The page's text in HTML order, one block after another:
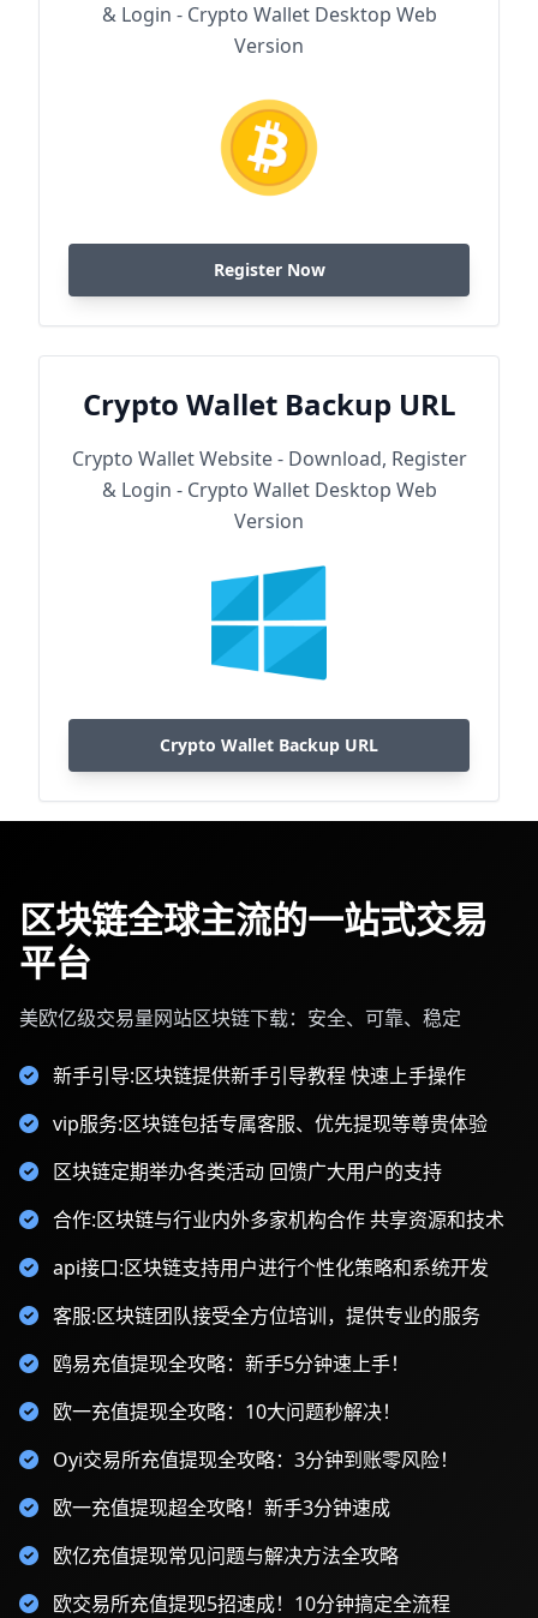
& Login - Crypto Wallet Desktop Web
Version
Register Now
Crypto Wallet Backup URL
Crypto Wallet Website - Download, Register
& Login - Crypto Wallet Desktop Web
Version
Crypto Wallet Backup URL
区块链全球主流的一站式交易
平台
美欧亿级交易量网站区块链下载：安全、可靠、稳定
新手引导:区块链提供新手引导教程 快速上手操作
vip服务:区块链包括专属客服、优先提现等尊贵体验
区块链定期举办各类活动 回馈广大用户的支持
合作:区块链与行业内外多家机构合作 共享资源和技术
api接口:区块链支持用户进行个性化策略和系统开发
客服:区块链团队接受全方位培训，提供专业的服务
鸥易充值提现全攻略：新手5分钟速上手！
欧一充值提现全攻略：10大问题秒解决！
Oyi交易所充值提现全攻略：3分钟到账零风险！
欧一充值提现超全攻略！新手3分钟速成
欧亿充值提现常见问题与解决方法全攻略
欧交易所充值提现5招速成！10分钟搞定全流程